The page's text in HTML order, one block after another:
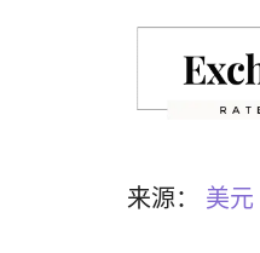
来源： 美元